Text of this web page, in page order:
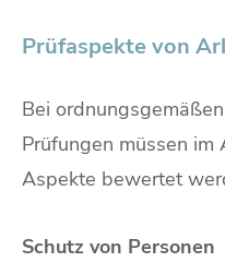
Prüfaspekte von
Bei
Prüfungen müssen
Aspekte bewertet
Schutz von Personen